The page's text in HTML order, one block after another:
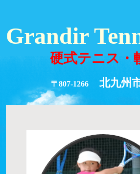
Grandir
硬式テニス・
〒807-1266 北九州